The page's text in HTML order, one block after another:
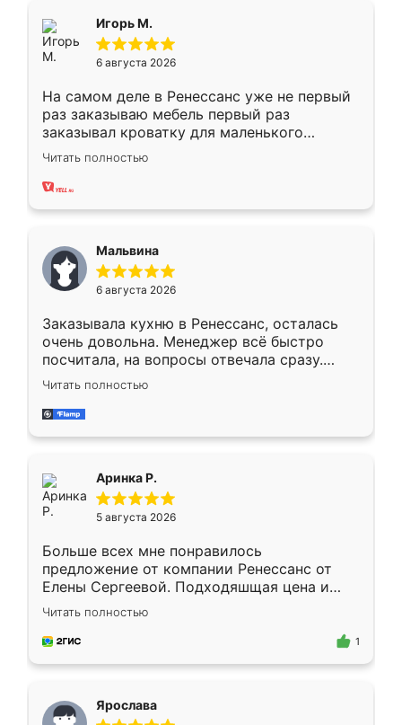
Игорь М.
6 августа 2026
На самом деле в Ренессанс уже не первый
раз заказываю мебель первый раз
заказывал кроватку для маленького
ребёнка при его рождении ,во второй раз
заказал шкаф-купе. По качеству очень
хорошее сборка достаточно быстрая,
меньше, здесь же он более разнообразный.
Мне нравится ,если что-то потребуется из
мебели буду заказывать только здесь.
Читать полностью
Мальвина
6 августа 2026
Заказывала кухню в Ренессанс, осталась
очень довольна. Менеджер всё быстро
посчитала, на вопросы отвечала сразу.
Замерщик приехал в субботу, подошёл к
делу со всей ответственностью. Собрали
за день, ребята работали аккуратно, даже
Читать полностью
Аринка Р.
5 августа 2026
Больше всех мне понравилось
предложение от компании Ренессанс от
Елены Сергеевой. Подходяшщая цена и
короткие сроки изготовления. Приехавший
для замера сотрудник Владислав
предложил по моему эскизу самый
Читать полностью
1
Ярослава